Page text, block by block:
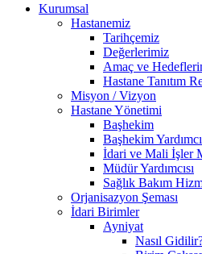
Kurumsal
Hastanemiz
Tarihçemiz
Değerlerimiz
Amaç ve
Hastane Tanıtım
Misyon / Vizyon
Hastane Yönetimi
Başhekim
Başhekim
İdari ve Mali İşler
Müdür Yardımcısı
Sağlık Bakım
Orjanisazyon Şeması
İdari Birimler
Ayniyat
Nasıl